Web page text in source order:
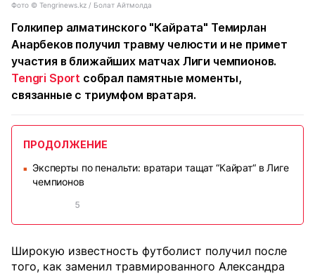
Фото ©️ Tengrinews.kz / Болат Айтмолда
Голкипер алматинского "Кайрата" Темирлан
Анарбеков получил травму челюсти и не примет
участия в ближайших матчах Лиги чемпионов.
Tengri Sport собрал памятные моменты,
связанные с триумфом вратаря.
ПРОДОЛЖЕНИЕ
■
Эксперты по пенальти: вратари тащат “Кайрат“ в Лиге
чемпионов
5
Широкую известность футболист получил после
того, как заменил травмированного Александра